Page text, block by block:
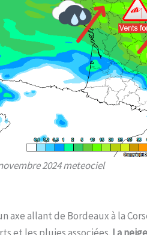
2024 meteociel
axe allant de Bordeaux à la